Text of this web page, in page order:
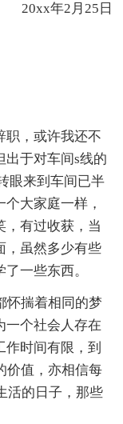
20xx年2月25日
职，或许我还不
出于对车间s线的
眼来到车间已半
大家庭一样，
，有过收获，当
，虽然多少有些
一些东西。
怀揣着相同的梦
一个社会人存在
时间有限，到
价值，亦相信每
活的日子，那些